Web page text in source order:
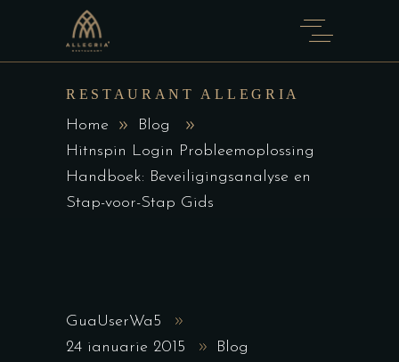
RESTAURANT ALLEGRIA
Home
Blog
Hitnspin Login Probleemoplossing
Handboek: Beveiligingsanalyse en
Stap-voor-Stap Gids
GuaUserWa5
24 ianuarie 2015
Blog